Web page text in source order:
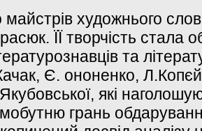
майстрів художнього
ЇЇ творчість стала
та
Є. ононенко,
які
грань